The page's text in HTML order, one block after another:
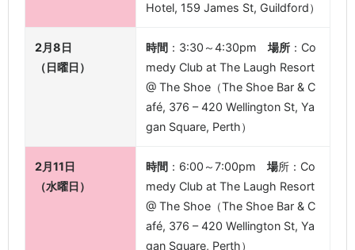
Hotel, 159 James St, Guildford）
2月8日
（日曜日）
時間 ：3:30～4:30pm 場所 ：Co
medy Club at The Laugh Resort
@ The Shoe（The Shoe Bar & C
afé, 376 – 420 Wellington St, Ya
gan Square, Perth）
2月11日
（水曜日）
時間 ：6:00～7:00pm 場所：Co
medy Club at The Laugh Resort
@ The Shoe（The Shoe Bar & C
afé, 376 – 420 Wellington St, Ya
gan Square, Perth）